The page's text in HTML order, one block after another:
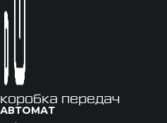
коробка передач
АВТОМАТ